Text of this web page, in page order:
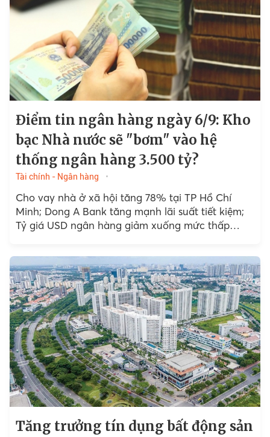
Điểm tin ngân hàng ngày 6/9: Kho
bạc Nhà nước sẽ "bơm" vào hệ
thống ngân hàng 3.500 tỷ?
Tài chính - Ngân hàng
Cho vay nhà ở xã hội tăng 78% tại TP Hồ Chí
Minh; Dong A Bank tăng mạnh lãi suất tiết kiệm;
Tỷ giá USD ngân hàng giảm xuống mức thấp
Tăng trưởng tín dụng bất động sản